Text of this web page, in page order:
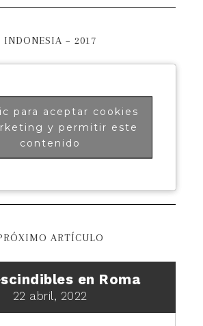
INDONESIA – 2017
para aceptar cookies
y permitir este
contenido
ARTÍCULO
en Roma
22 abril, 2022